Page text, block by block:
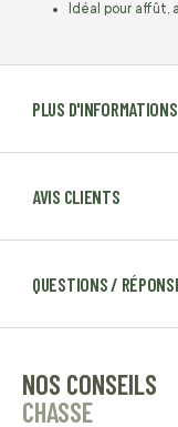
PLUS D'INFORMATIONS
AVIS CLIENTS
QUESTIONS /
Idéal pour
NOS CONSEILS
CHASSE